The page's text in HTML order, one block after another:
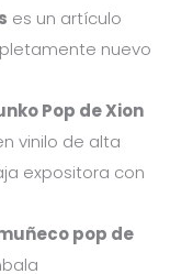
es un artículo
nuevo
Pop de Xion
vinilo de alta
expositora con
pop de